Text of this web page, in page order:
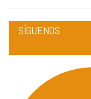
SÍGUENOS